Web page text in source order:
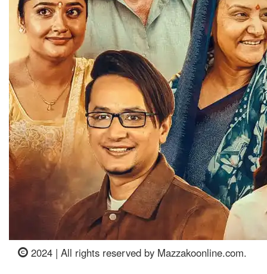
2024 | All rights reserved by Mazzakoonline.com.